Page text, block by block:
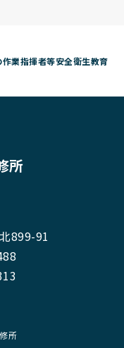
業指揮者等安全衛生教育
所
899-91
所